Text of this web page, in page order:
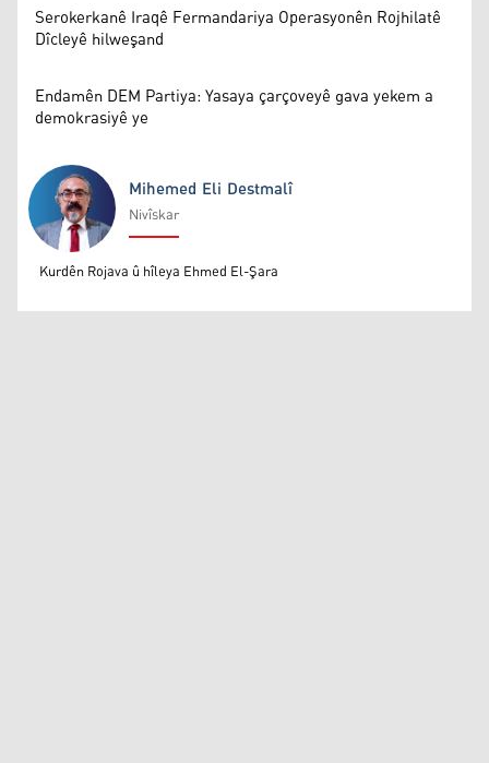
Serokerkanê Iraqê Fermandariya Operasyonên Rojhilatê
Dîcleyê hilweşand
Endamên DEM Partiya: Yasaya çarçoveyê gava yekem a
demokrasiyê ye
Mihemed Eli Destmalî
Mihemed Eli Destmalî
Nivîskar
Kurdên Rojava û hîleya Ehmed El-Şara